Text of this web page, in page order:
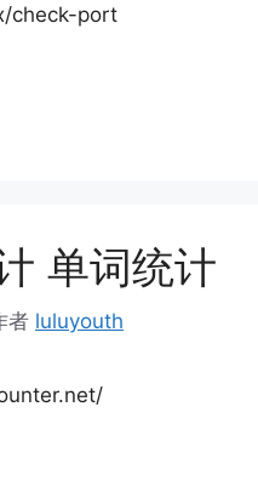
check-port
单词统计
者 luluyouth